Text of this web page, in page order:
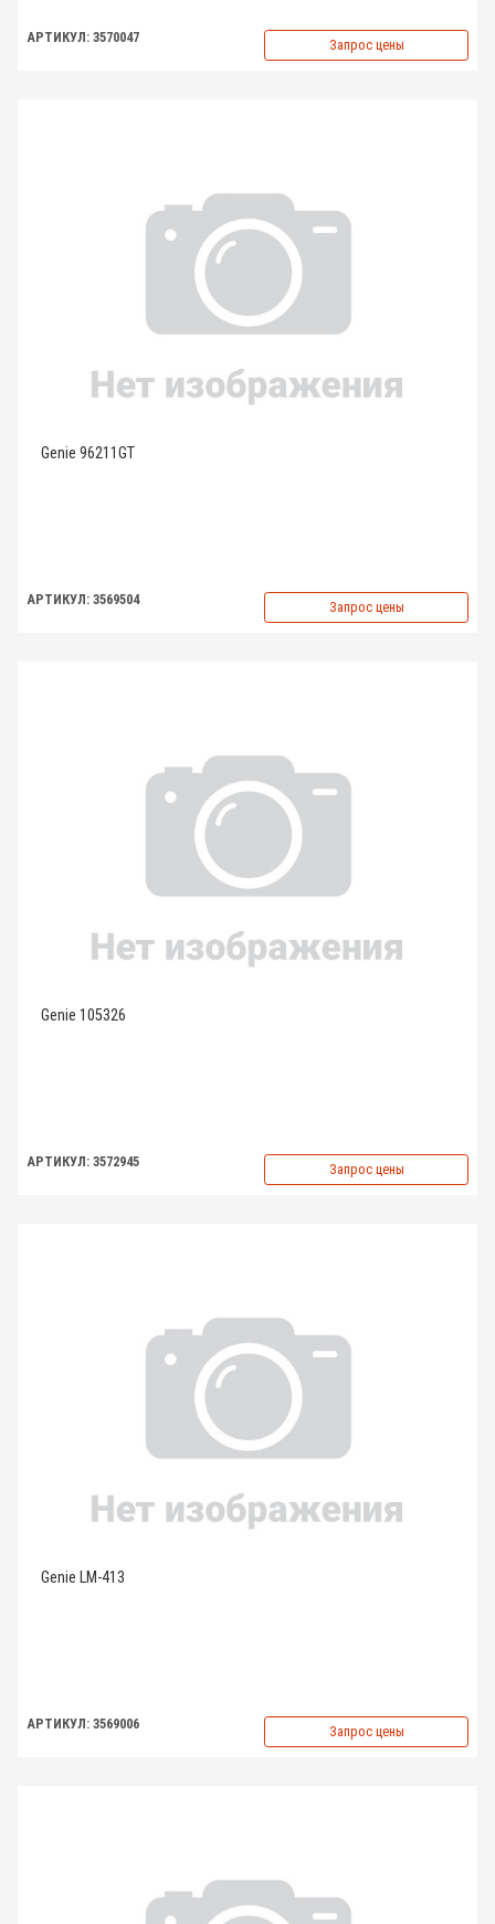
АРТИКУЛ: 3570047 Запрос цены
Genie 96211GT
АРТИКУЛ: 3569504 Запрос цены
Genie 105326
АРТИКУЛ: 3572945 Запрос цены
Genie LM-413
АРТИКУЛ: 3569006 Запрос цены